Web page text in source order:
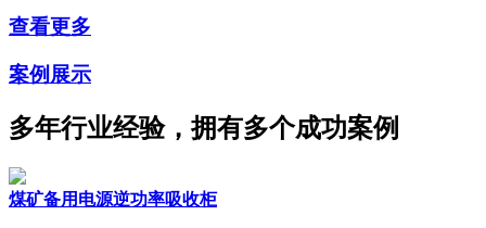
查看更多
案例展示
多年行业经验，拥有多个成功案例
煤矿备用电源逆功率吸收柜